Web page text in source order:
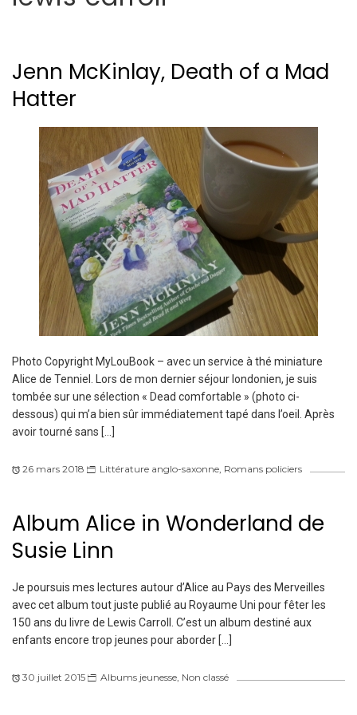
Jenn McKinlay, Death of a Mad
Hatter
Photo Copyright MyLouBook – avec un service à thé miniature
Alice de Tenniel. Lors de mon dernier séjour londonien, je suis
tombée sur une sélection « Dead comfortable » (photo ci-
dessous) qui m’a bien sûr immédiatement tapé dans l’oeil. Après
avoir tourné sans […]
26 mars 2018 Littérature anglo-saxonne Romans policiers
Album Alice in Wonderland de
Susie Linn
Je poursuis mes lectures autour d’Alice au Pays des Merveilles
avec cet album tout juste publié au Royaume Uni pour fêter les
150 ans du livre de Lewis Carroll. C’est un album destiné aux
enfants encore trop jeunes pour aborder […]
30 juillet 2015 Albums jeunesse Non classé